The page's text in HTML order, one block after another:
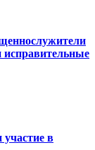
исправительные
в